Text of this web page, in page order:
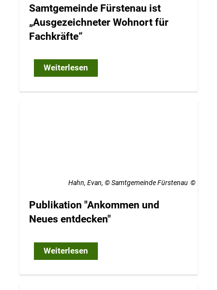
Samtgemeinde Fürstenau ist
„Ausgezeichneter Wohnort für
Fachkräfte“
Weiterlesen
Hahn, Evan, © Samtgemeinde Fürstenau
Publikation "Ankommen und
Neues entdecken"
Weiterlesen